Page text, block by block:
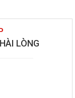
LÒNG